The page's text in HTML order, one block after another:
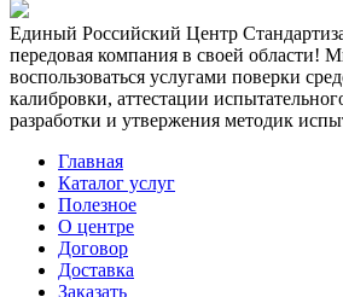
Единый Российский Центр
передовая компания в своей области!
воспользоваться услугами поверки
калибровки, аттестации
разработки и утвержения методик
Главная
Каталог услуг
Полезное
О центре
Договор
Доставка
Заказать